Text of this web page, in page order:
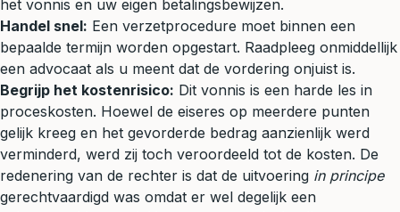
het vonnis en uw eigen betalingsbewijzen.
Handel snel: Een verzetprocedure moet binnen een
bepaalde termijn worden opgestart. Raadpleeg onmiddellijk
een advocaat als u meent dat de vordering onjuist is.
Begrijp het kostenrisico: Dit vonnis is een harde les in
proceskosten. Hoewel de eiseres op meerdere punten
gelijk kreeg en het gevorderde bedrag aanzienlijk werd
verminderd, werd zij toch veroordeeld tot de kosten. De
redenering van de rechter is dat de uitvoering in principe
gerechtvaardigd was omdat er wel degelijk een